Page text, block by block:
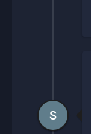
S